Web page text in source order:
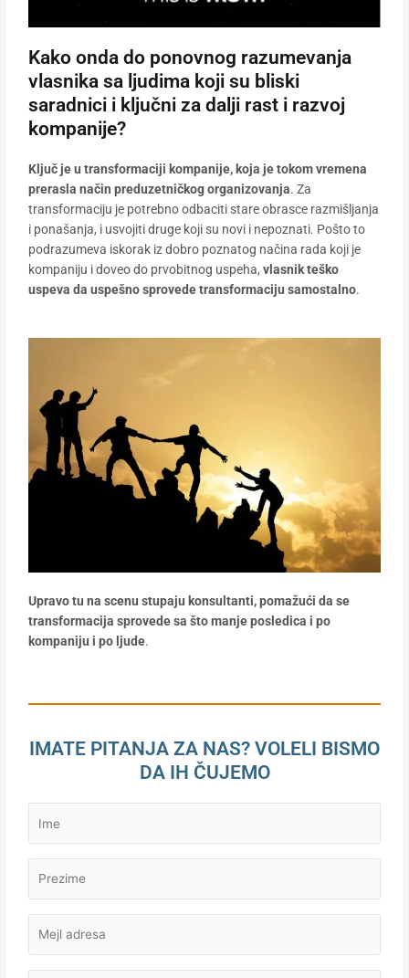
Kako onda do ponovnog razumevanja
vlasnika sa ljudima koji su bliski
saradnici i ključni za dalji rast i razvoj
kompanije?
Ključ je u transformaciji kompanije, koja je tokom vremena
prerasla način preduzetničkog organizovanja. Za
transformaciju je potrebno odbaciti stare obrasce razmišljanja
i ponašanja, i usvojiti druge koji su novi i nepoznati. Pošto to
podrazumeva iskorak iz dobro poznatog načina rada koji je
kompaniju i doveo do prvobitnog uspeha,vlasnik teško
uspeva da uspešno sprovede transformaciju samostalno.
Upravo tu na scenu stupaju konsultanti, pomažući da se
transformacija sprovede sa što manje posledica i po
kompaniju i po ljude.
IMATE PITANJA ZA NAS? VOLELI BISMO
DA IH ČUJEMO